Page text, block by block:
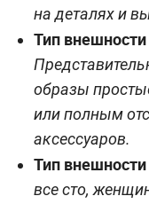
на деталях и
Тип
образы
или полным
аксессуаров.
Тип
все сто,